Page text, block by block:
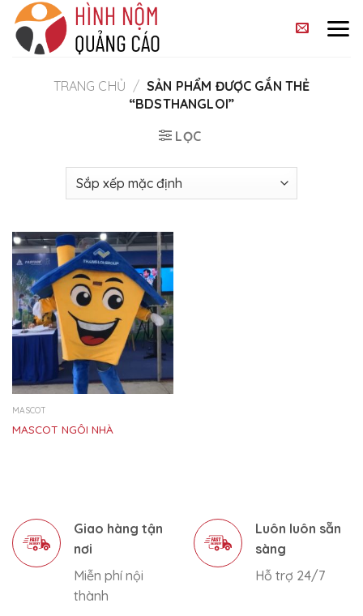
Skip
content
TRANG CHỦ / SẢN PHẨM ĐƯỢC GẮN THẺ
“BDSTHANGLOI”
LỌC
MASCOT
MASCOT NGÔI NHÀ
Giao hàng tận
nơi
Miễn phí nội
thành
Luôn luôn sẵn
sàng
Hỗ trợ 24/7